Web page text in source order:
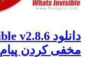
کردن پیام ها